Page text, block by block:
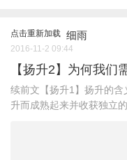
点击重新加载 细雨
2016-11-2 09:44
【扬升2】为何我们
续前文【扬升1】扬升的
升而成熟起来并收获独立的